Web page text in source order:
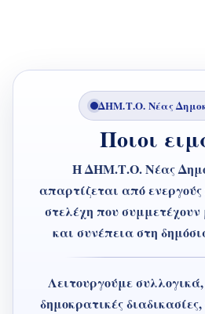
ΔΗΜ.Τ.Ο. Νέας
Ποιοι
Η ΔΗΜ.Τ.Ο. Νέας
απαρτίζεται από
στελέχη που
και συνέπεια στη
Λειτουργούμε
δημοκρατικές